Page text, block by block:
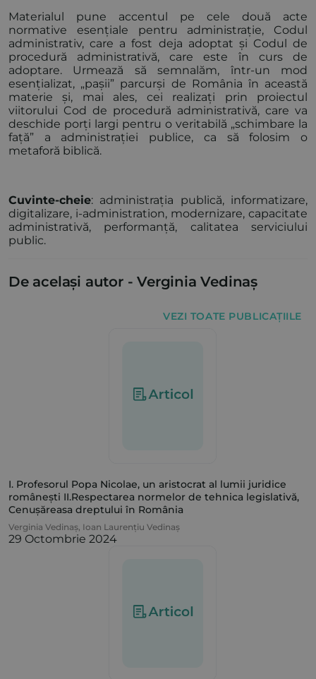
Materialul pune accentul pe cele două acte
normative esențiale pentru administrație, Codul
administrativ, care a fost deja adoptat și Codul de
procedură administrativă, care este în curs de
adoptare. Urmează să semnalăm, într-un mod
esențializat, „pașii” parcurși de România în această
materie și, mai ales, cei realizați prin proiectul
viitorului Cod de procedură administrativă, care va
deschide porți largi pentru o veritabilă „schimbare la
față” a administrației publice, ca să folosim o
metaforă biblică.
Cuvinte-cheie: administrația publică, informatizare,
digitalizare, i-administration, modernizare, capacitate
administrativă, performanță, calitatea serviciului
public.
De același autor - Verginia Vedinaș
VEZI TOATE PUBLICAȚIILE
I. Profesorul Popa Nicolae, un aristocrat al lumii juridice
românești II.Respectarea normelor de tehnica legislativă,
Cenușăreasa dreptului în România
Verginia Vedinaș, Ioan Laurențiu Vedinaș
29 Octombrie 2024